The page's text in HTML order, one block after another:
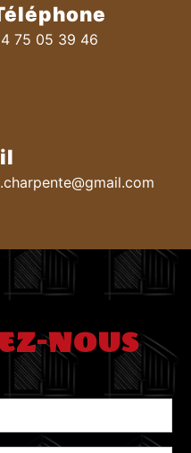
75 05 39 46
NOUS